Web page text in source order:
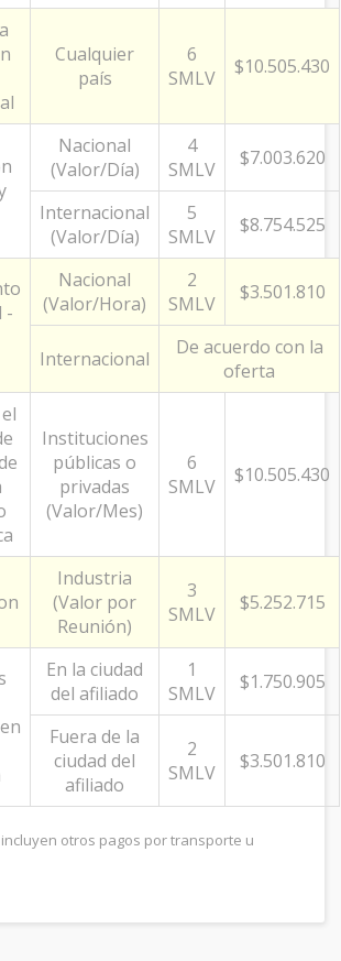
Cualquier
país
6
SMLV
$10.505.430
Nacional
(Valor/Día)
4
SMLV
$7.003.620
Internacional
(Valor/Día)
5
SMLV
$8.754.525
-
Nacional
(Valor/Hora)
2
SMLV
$3.501.810
Internacional
De acuerdo con la
oferta
Instituciones
públicas o
privadas
(Valor/Mes)
6
SMLV
$10.505.430
Industria
(Valor por
Reunión)
3
SMLV
$5.252.715
En la ciudad
del afiliado
1
SMLV
$1.750.905
Fuera de la
ciudad del
afiliado
2
SMLV
$3.501.810
otros pagos por transporte u